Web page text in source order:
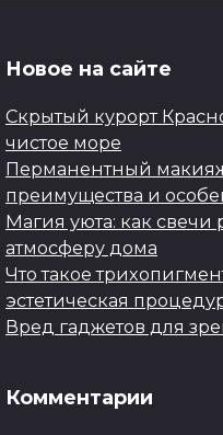
Новое на сайте
Скрытый курорт
чистое море
Перманентный макияж
преимущества и
Магия уюта: как
атмосферу дома
Что такое
эстетическая
Вред гаджетов для
Комментарии